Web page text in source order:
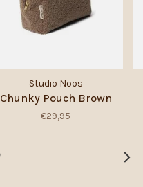
Studio Noos
Chunky Pouch Brown
€29,95